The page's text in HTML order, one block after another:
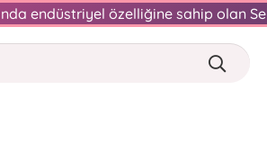
endüstriyel özelliğine sahip olan